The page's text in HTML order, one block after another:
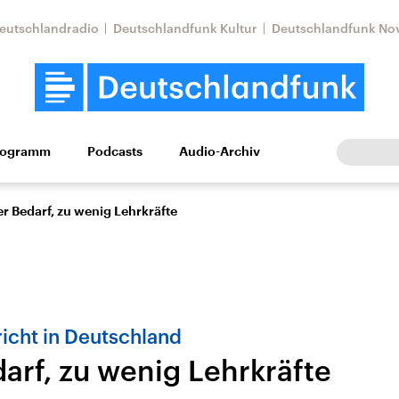
Deutschlandfunk Kultur Deutschlandfunk
Wissen Kultur Europa
Beiträge,
Nahostkonflikt
Aktuelle Lage und
Iran
Podcasts Audio-Archiv
Bedarf, zu wenig Lehrkräfte
in Deutschland
zu wenig Lehrkräfte